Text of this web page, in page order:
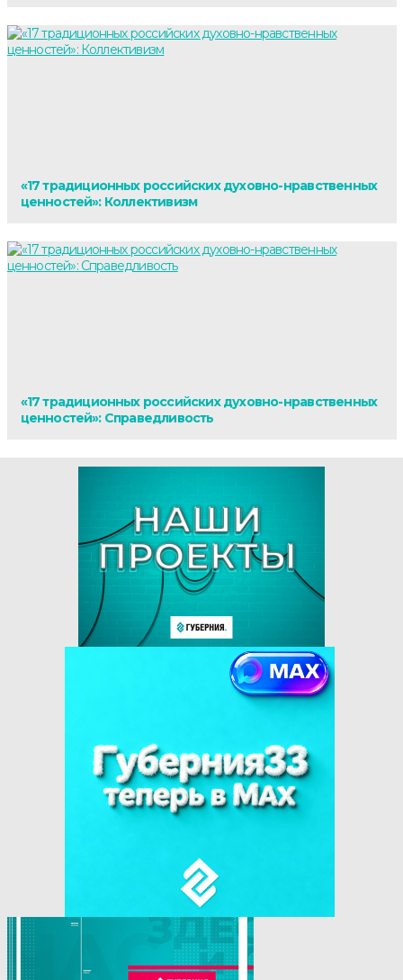
«17 традиционных российских духовно-нравственных
ценностей»: Коллективизм
«17 традиционных российских духовно-нравственных
ценностей»: Справедливость